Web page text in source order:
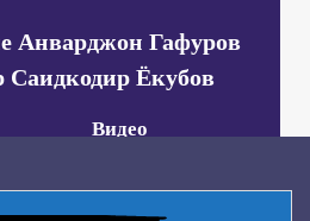
Анварджон Гафуров
Саидкодир Ёкубов
Видео